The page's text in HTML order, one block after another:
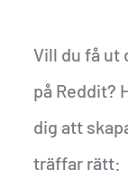
Vill du få ut
på Reddit?
dig att
träffar rätt: